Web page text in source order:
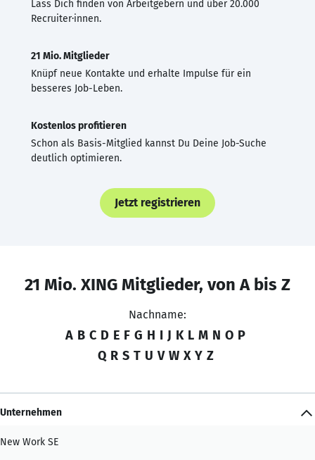
Lass Dich finden von Arbeitgebern und über 20.000
Recruiter·innen.
21 Mio. Mitglieder
Knüpf neue Kontakte und erhalte Impulse für ein
besseres Job-Leben.
Kostenlos profitieren
Schon als Basis-Mitglied kannst Du Deine Job-Suche
deutlich optimieren.
Jetzt registrieren
21 Mio. XING Mitglieder, von A bis Z
Nachname:
A B C D E F G H I J K L M N O P
Q R S T U V W X Y Z
Unternehmen
New Work SE